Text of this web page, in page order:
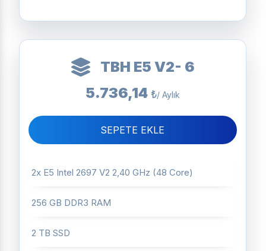
TBH E5 V2- 6
5.736,14 ₺/ Aylık
SEPETE EKLE
2x E5 Intel 2697 V2 2,40 GHz (48 Core)
256 GB DDR3 RAM
2 TB SSD